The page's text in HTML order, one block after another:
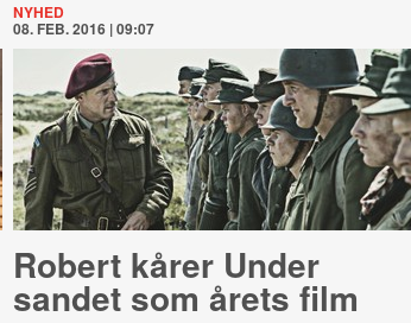
NYHED
08. FEB. 2016 | 09:07
Robert kårer Under
sandet som årets film